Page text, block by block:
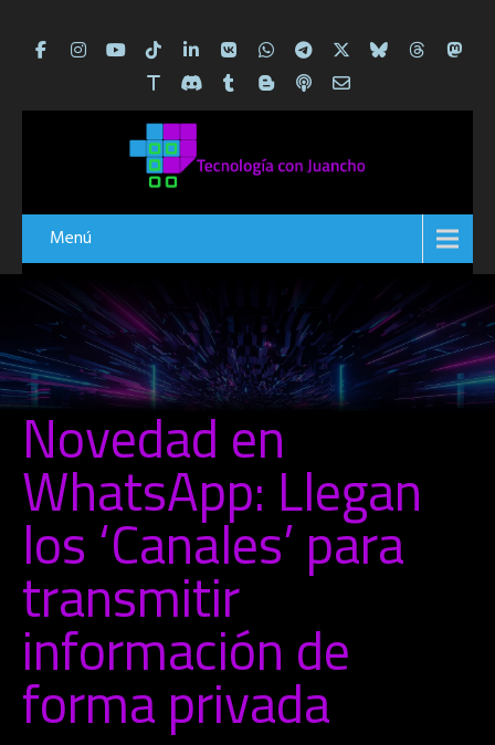
Menú
Novedad en
WhatsApp: Llegan
los ‘Canales’ para
transmitir
información de
forma privada